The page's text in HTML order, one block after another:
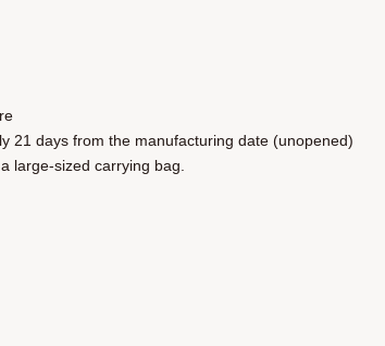
21 days from the manufacturing date (unopened)
large-sized carrying bag.